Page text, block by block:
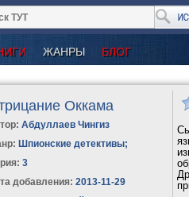
ЖАНРЫ БЛОГ
Оккама
Абдуллаев Чингиз
Шпионские детективы;
3
добавления: 2013-11-29